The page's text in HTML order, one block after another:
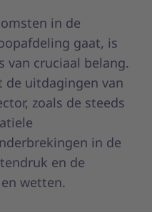
in de
gaat, is
van cruciaal belang.
uitdagingen van
zoals de steeds
in de
en de
wetten.